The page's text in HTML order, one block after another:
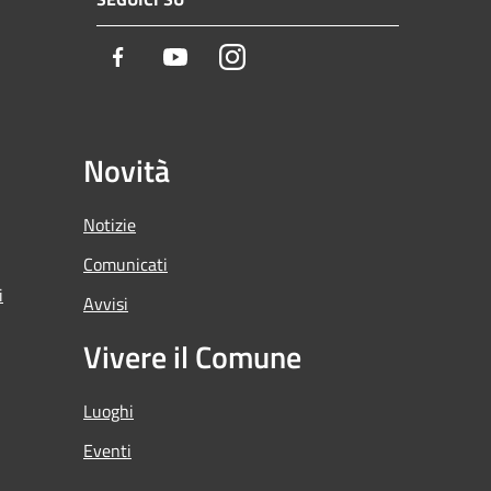
Facebook YoutubeInstagram
Novità
Notizie
Comunicati
Avvisi
Vivere il Comune
Luoghi
Eventi